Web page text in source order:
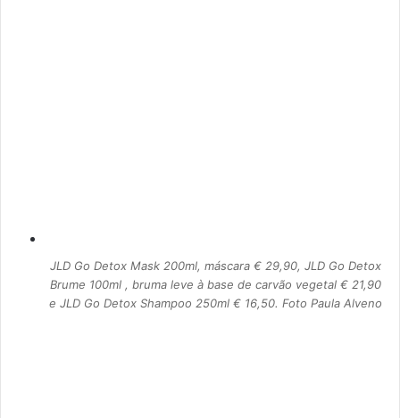
JLD Go Detox Mask 200ml, máscara € 29,90, JLD Go Detox
Brume 100ml , bruma leve à base de carvão vegetal € 21,90
e JLD Go Detox Shampoo 250ml € 16,50. Foto Paula Alveno